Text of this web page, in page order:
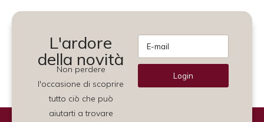
L'ardore
della novità
Non perdere
l'occasione di scoprire
tutto ciò che può
aiutarti a trovare
Login